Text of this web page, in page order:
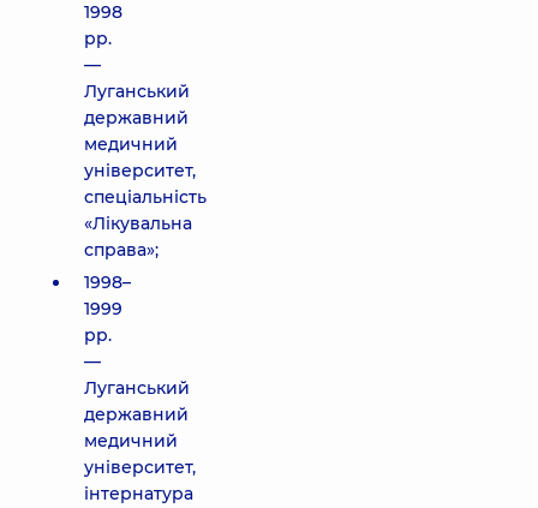
1998
рр.
—
Луганський
державний
медичний
університет,
спеціальність
«Лікувальна
справа»;
1998–
1999
рр.
—
Луганський
державний
медичний
університет,
інтернатура